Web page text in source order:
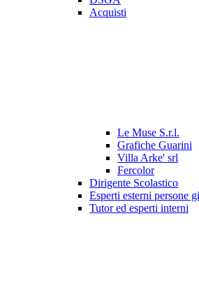
Acquisti
Le Muse S.r.l.
Grafiche Guarini
Villa Arke' srl
Fercolor
Dirigente Scolastico
Esperti esterni persone
Tutor ed esperti interni